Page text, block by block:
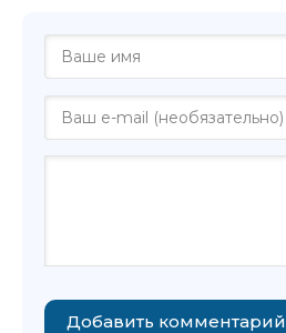
Добавить комментарий